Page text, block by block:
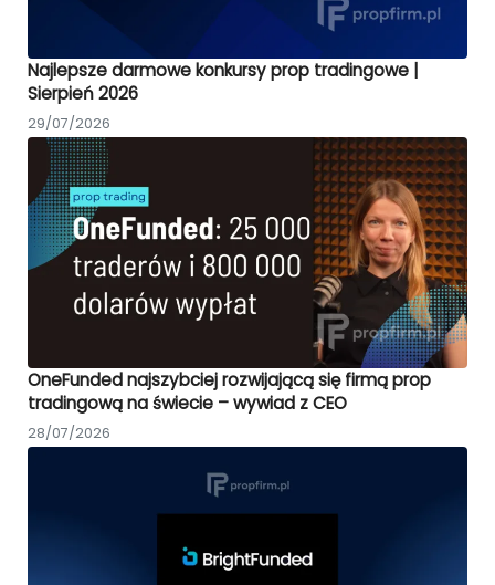
Najlepsze darmowe konkursy prop tradingowe |
Sierpień 2026
29/07/2026
OneFunded najszybciej rozwijającą się firmą prop
tradingową na świecie – wywiad z CEO
28/07/2026